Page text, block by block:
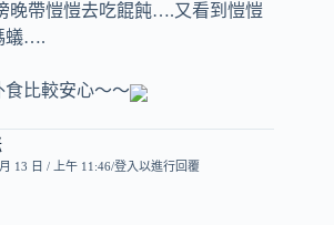
晚帶愷愷去吃餛飩….又看到愷愷
蟻….
比較安心～～
13 日 / 上午 11:46 登入以進行回覆